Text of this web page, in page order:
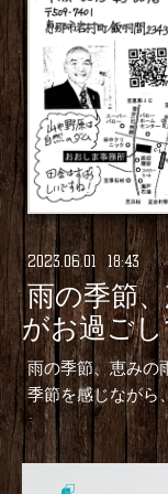
2023 06.01 18:43
雨の季節
がお過ご
雨の季節、恵みの
季節を感じながら